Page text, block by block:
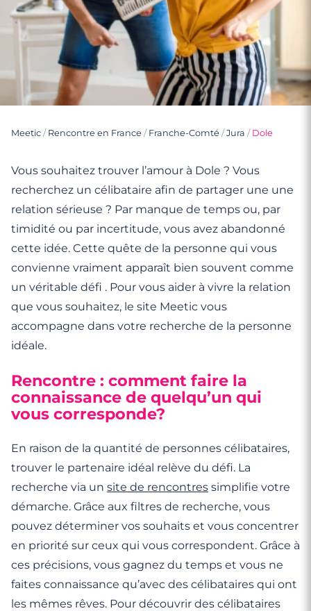
Meetic / Rencontre en France / Franche-Comté /Jura / Dole
Vous souhaitez trouver l’amour à Dole ? Vous
recherchez un célibataire afin de partager une une
relation sérieuse ? Par manque de temps ou, par
timidité ou par incertitude, vous avez abandonné
cette idée. Cette quête de la personne qui vous
convienne vraiment apparaît bien souvent comme
un véritable défi . Pour vous aider à vivre la relation
que vous souhaitez, le site Meetic vous
accompagne dans votre recherche de la personne
idéale.
Rencontre : comment faire la
connaissance de quelqu’un qui
vous corresponde?
En raison de la quantité de personnes célibataires,
trouver le partenaire idéal relève du défi. La
recherche via un site de rencontres simplifie votre
démarche. Grâce aux filtres de recherche, vous
pouvez déterminer vos souhaits et vous concentrer
en priorité sur ceux qui vous correspondent. Grâce à
ces précisions, vous gagnez du temps et vous ne
faites connaissance qu’avec des célibataires qui ont
les mêmes rêves. Pour découvrir des célibataires